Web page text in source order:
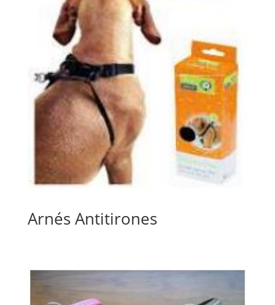
Arnés Antitirones